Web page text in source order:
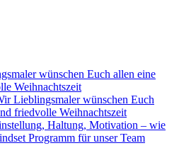
wünschen Euch allen eine
Weihnachtszeit
Lieblingsmaler wünschen Euch
friedvolle Weihnachtszeit
Haltung, Motivation – wie
Programm für unser Team